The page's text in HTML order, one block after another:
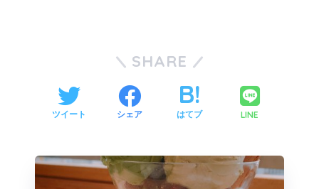
SHARE
ツイート シェア はてブ LINE